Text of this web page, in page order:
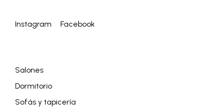
Instagram Facebook
Salones
Dormitorio
Sofás y tapicería